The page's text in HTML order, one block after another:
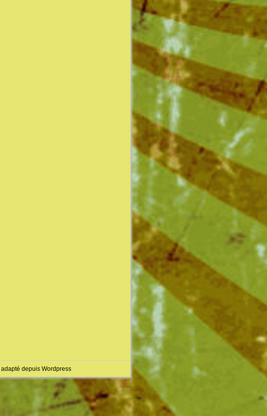
adapté depuis Wordpress